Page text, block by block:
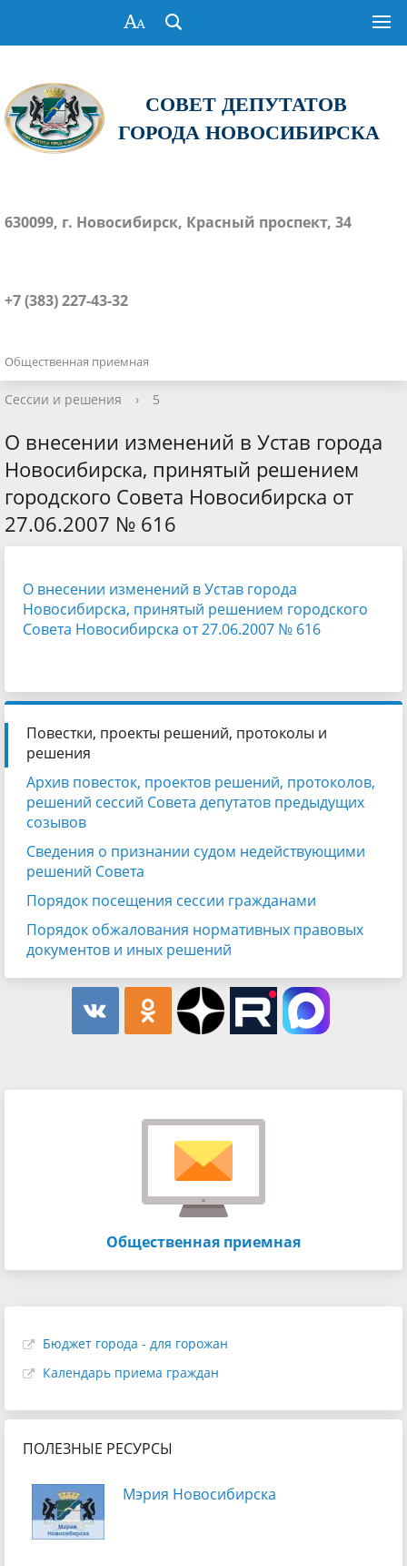
СОВЕТ ДЕПУТАТОВ
ГОРОДА НОВОСИБИРСКА
630099, г. Новосибирск, Красный проспект, 34
+7 (383) 227-43-32
Общественная приемная
Сессии и решения › 5
О внесении изменений в Устав города
Новосибирска, принятый решением
городского Совета Новосибирска от
27.06.2007 № 616
О внесении изменений в Устав города
Новосибирска, принятый решением городского
Совета Новосибирска от 27.06.2007 № 616
Повестки, проекты решений, протоколы и
решения
Архив повесток, проектов решений, протоколов,
решений сессий Совета депутатов предыдущих
созывов
Сведения о признании судом недействующими
решений Совета
Порядок посещения сессии гражданами
Порядок обжалования нормативных правовых
документов и иных решений
Общественная приемная
Бюджет города - для горожан
Календарь приема граждан
ПОЛЕЗНЫЕ РЕСУРСЫ
Мэрия Новосибирска